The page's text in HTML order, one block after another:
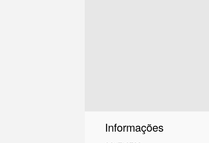
Informações